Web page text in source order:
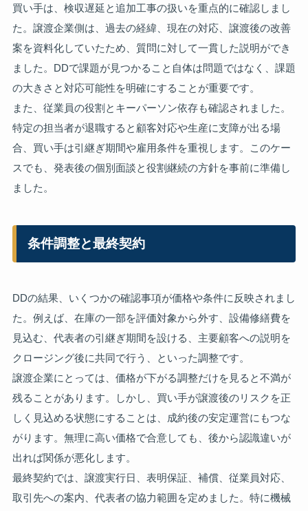
買い手は、検収遅延と追加工事の扱いを重点的に確認しまし
た。譲渡企業側は、過去の経緯、現在の対応、譲渡後の改善
案を資料化していたため、質問に対して一貫した説明ができ
ました。DDで課題が見つかること自体は問題ではなく、課題
の大きさと対応可能性を明確にすることが重要です。
また、従業員の役割とキーパーソン依存も確認されました。
特定の担当者が退職すると顧客対応や生産に支障が出る場
合、買い手は引継ぎ期間や雇用条件を重視します。このケー
スでも、発表後の個別面談と役割継続の方針を事前に準備し
ました。
条件調整と最終契約
DDの結果、いくつかの確認事項が価格や条件に反映されまし
た。例えば、在庫の一部を評価対象から外す、設備修繕費を
見込む、代表者の引継ぎ期間を設ける、主要顧客への説明を
クロージング後に共同で行う、といった調整です。
譲渡企業にとっては、価格が下がる調整だけを見ると不満が
残ることがあります。しかし、買い手が譲渡後のリスクを正
しく見込める状態にすることは、成約後の安定運営にもつな
がります。無理に高い価格で合意しても、後から認識違いが
出れば関係が悪化します。
最終契約では、譲渡実行日、表明保証、補償、従業員対応、
取引先への案内、代表者の協力範囲を定めました。特に機械